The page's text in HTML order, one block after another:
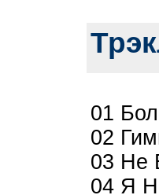
01
02
03 Не
04 Я